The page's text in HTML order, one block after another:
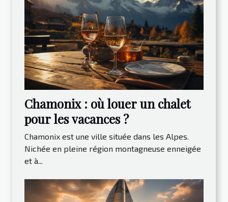
Chamonix : où louer un chalet
pour les vacances ?
Chamonix est une ville située dans les Alpes.
Nichée en pleine région montagneuse enneigée
et à...